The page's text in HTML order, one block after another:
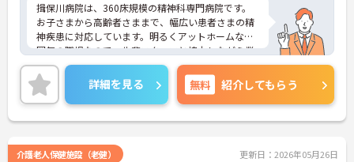
揖保川病院は、360床規模の精神科専門病院です。
お子さまから高齢者さままで、幅広い患者さまの精
神疾患に対応しています。明るくアットホームな雰
囲気の職場なので、先輩スタッフと協力しながら業
務を進められるのが特徴です♪
託児所完備で子育てをサポート致しますので、経験
が浅い方やブランクのある方でもしっかりと指導致
しますので安心してご応募下さい！
ご興味がある方は是非一度マイナビ介護職までお問
詳細を見る 無料 紹介してもらう
介護老人保健施設（老健） 更新日：2026年05月26日